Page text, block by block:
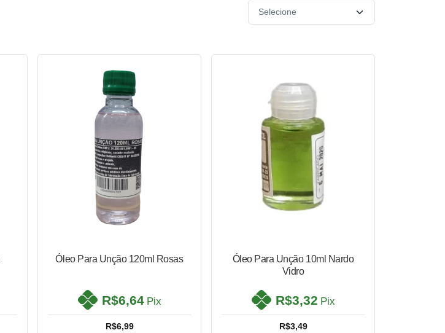
Óleo Para Unção 120ml Rosas
R$6,64 Pix
R$6,99
Óleo Para Unção 10ml Nardo
Vidro
R$3,32 Pix
R$3,49